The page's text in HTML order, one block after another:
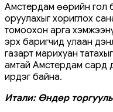
Амстердам өөрийн гол
оруулахыг хориглох
томоохон арга
эрх баригчид улаан
газарт марихуан
амтай Амстердам сард
ирдэг байна.
Итали: Өндөр торгууль